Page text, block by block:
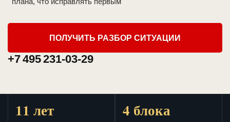
ПОЛУЧИТЬ РАЗБОР СИТУАЦИИ
+7 495 231-03-29
11 лет 4 блока